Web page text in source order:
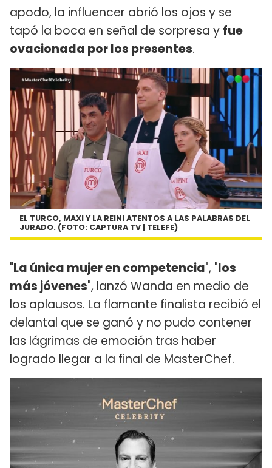
apodo, la influencer abrió los ojos y se
tapó la boca en señal de sorpresa y fue
ovacionada por los presentes.
EL TURCO, MAXI Y LA REINI ATENTOS A LAS PALABRAS DEL
JURADO. (FOTO: CAPTURA TV | TELEFE)
"La única mujer en competencia", "los
más jóvenes", lanzó Wanda en medio de
los aplausos. La flamante finalista recibió el
delantal que se ganó y no pudo contener
las lágrimas de emoción tras haber
logrado llegar a la final de MasterChef.